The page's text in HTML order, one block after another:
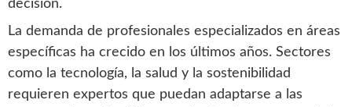
decisión.
La demanda de profesionales especializados en áreas
específicas ha crecido en los últimos años. Sectores
como la tecnología, la salud y la sostenibilidad
requieren expertos que puedan adaptarse a las